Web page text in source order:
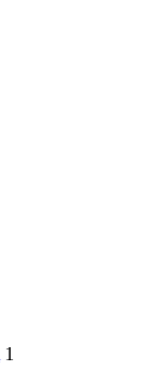
1